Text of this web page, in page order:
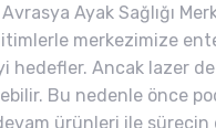
Ayak Sağlığı
merkezimize
hedefler. Ancak lazer
Bu nedenle önce
ürünleri ile